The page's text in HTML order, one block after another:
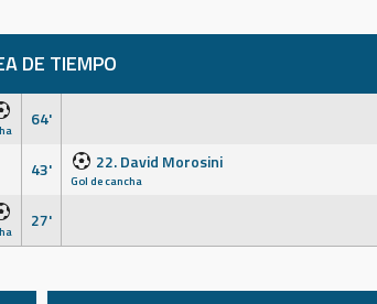
DE TIEMPO
64'
43' 22. David Morosini
Gol de cancha
27'